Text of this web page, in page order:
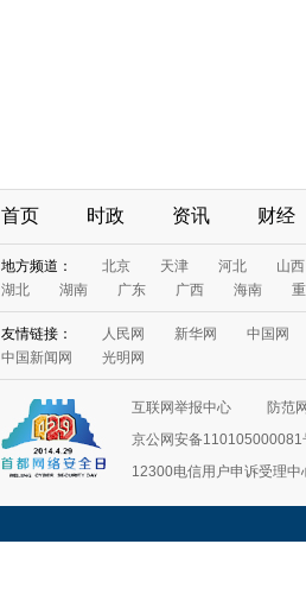
首页 时政 资讯 财经
地方频道： 北京 天津 河北
山西
湖北
湖南 广东 广西 海南
友情链接： 人民网 新华网
中国网
中国新闻网
光明网
互联网举报中心
防范
京公网安备110105000081
12300电信用户申诉受理中